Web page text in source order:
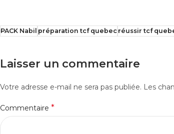
PACK Nabil préparation tcf quebecréussir tcf
Laisser un commentaire
Votre adresse e-mail ne sera pas publiée. Les
Commentaire *